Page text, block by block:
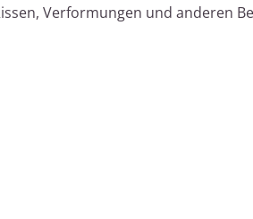
Verformungen und anderen